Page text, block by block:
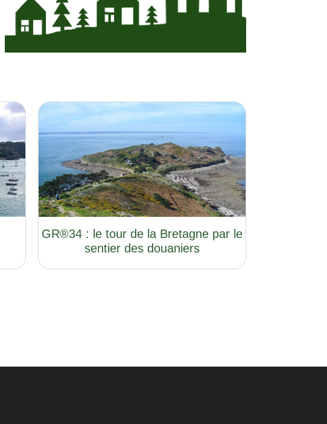
GR®34 : le tour de la Bretagne par le
sentier des douaniers